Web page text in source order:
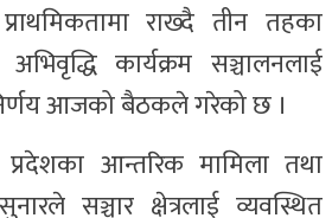
राख्दै तीन तहका
कार्यक्रम सञ्चालनलाई
आजको बैठकले गरेको छ ।
आन्तरिक मामिला तथा
सञ्चार क्षेत्रलाई व्यवस्थित